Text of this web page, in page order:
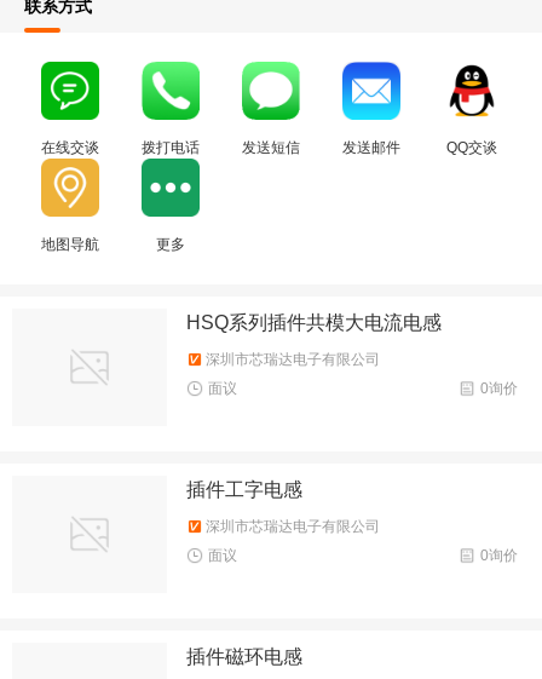
联系方式
在线交谈 拨打电话 发送短信 发送邮件 QQ交谈
地图导航 更多
HSQ系列插件共模大电流电感
深圳市芯瑞达电子有限公司
0询价
面议
插件工字电感
深圳市芯瑞达电子有限公司
0询价
面议
插件磁环电感